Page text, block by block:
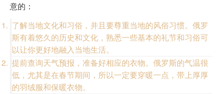
意的：
了解当地文化和习俗，并且要尊重当地的风俗习惯。俄罗
斯有着悠久的历史和文化，熟悉一些基本的礼节和习俗可
以让你更好地融入当地生活。
提前查询天气预报，准备好相应的衣物。俄罗斯的气温很
低，尤其是在春节期间，所以一定要穿暖一点，带上厚厚
的羽绒服和保暖衣物。